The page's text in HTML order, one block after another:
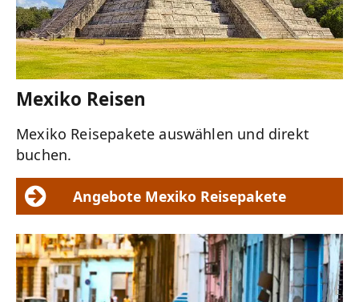
Mexiko Reisen
Mexiko Reisepakete auswählen und direkt
buchen.
Angebote Mexiko Reisepakete